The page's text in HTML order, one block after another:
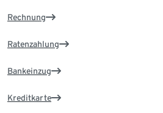
Rechnung
Ratenzahlung
Bankeinzug
Kreditkarte